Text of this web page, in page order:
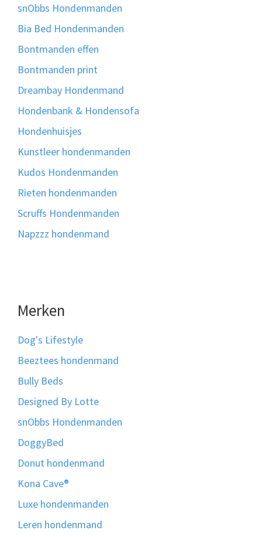
snObbs Hondenmanden
Bia Bed Hondenmanden
Bontmanden effen
Bontmanden print
Dreambay Hondenmand
Hondenbank & Hondensofa
Hondenhuisjes
Kunstleer hondenmanden
Kudos Hondenmanden
Rieten hondenmanden
Scruffs Hondenmanden
Napzzz hondenmand
Merken
Dog's Lifestyle
Beeztees hondenmand
Bully Beds
Designed By Lotte
snObbs Hondenmanden
DoggyBed
Donut hondenmand
Kona Cave®
Luxe hondenmanden
Leren hondenmand